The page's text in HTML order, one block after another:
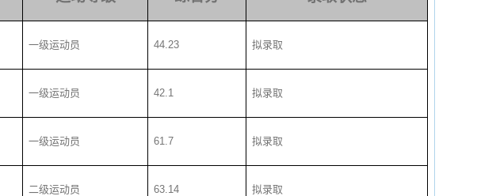
一级运动员 44.23 拟录取
一级运动员 42.1 拟录取
一级运动员 61.7 拟录取
二级运动员 63.14 拟录取